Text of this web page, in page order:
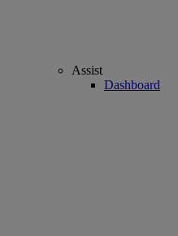
Assist
Dashboard